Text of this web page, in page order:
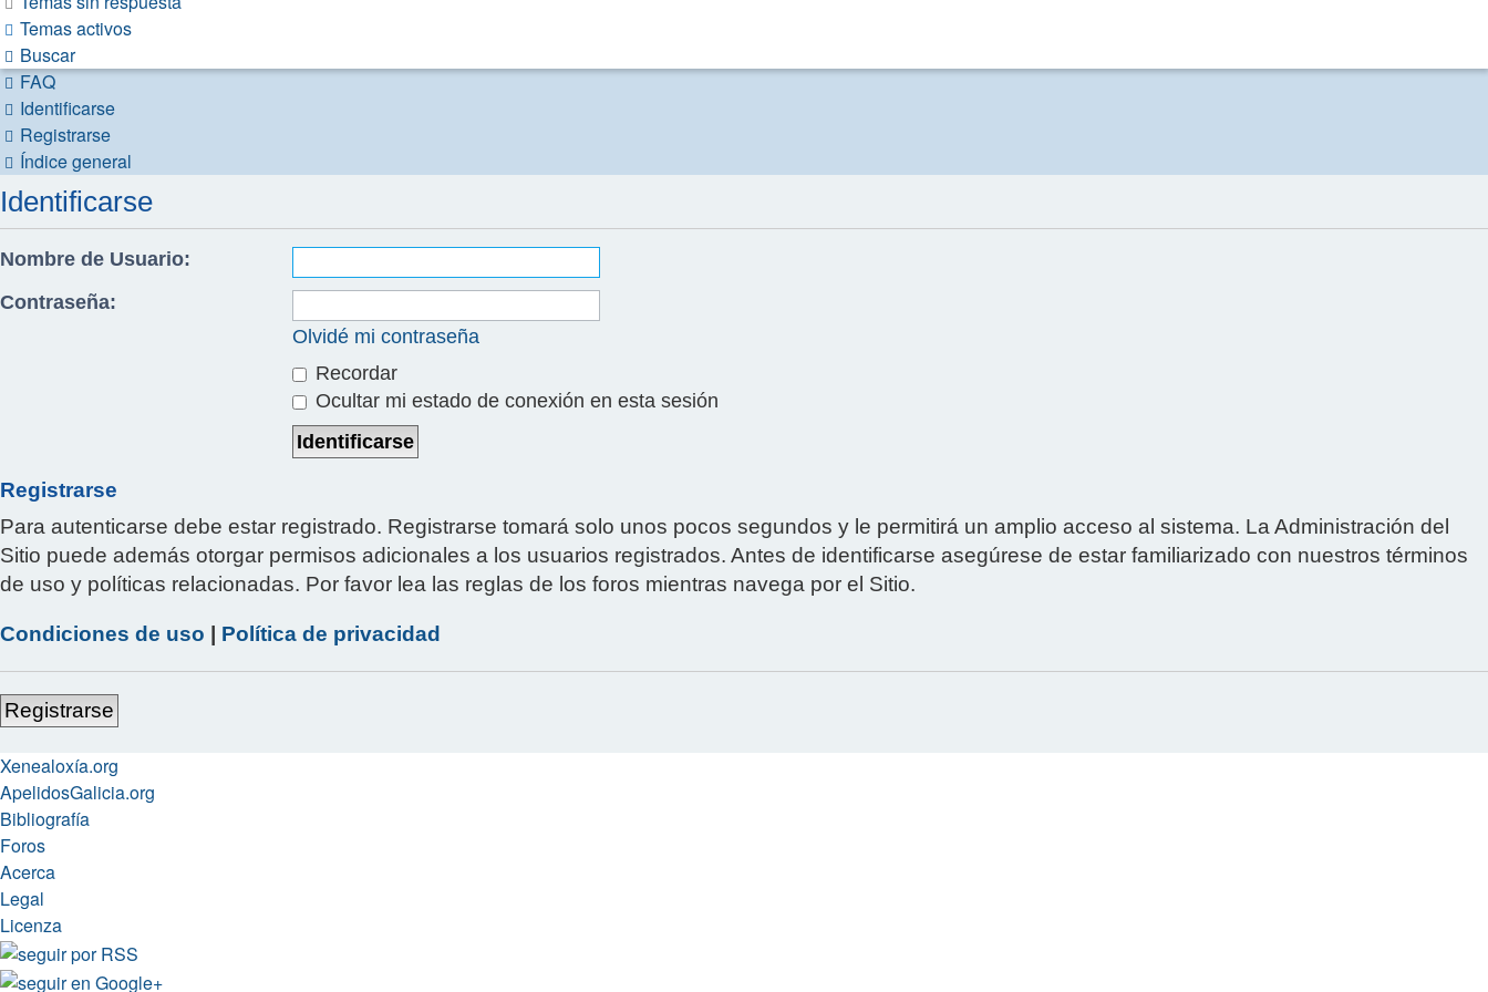
Temas activos
Buscar
FAQ
Identificarse
Registrarse
Índice general
Identificarse
Nombre de Usuario:
Contraseña:
Olvidé mi contraseña
Recordar
Ocultar mi estado de conexión en esta sesión
Registrarse
Para autenticarse debe estar registrado. Registrarse tomará solo unos pocos segundos y le permitirá un amplio acceso al sistema. La Administración del
Sitio puede además otorgar permisos adicionales a los usuarios registrados. Antes de identificarse asegúrese de estar familiarizado con nuestros términos
de uso y políticas relacionadas. Por favor lea las reglas de los foros mientras navega por el Sitio.
Condiciones de uso Política de privacidad
Registrarse
Xenealoxía.org
ApelidosGalicia.org
Bibliografía
Foros
Acerca
Legal
Licenza